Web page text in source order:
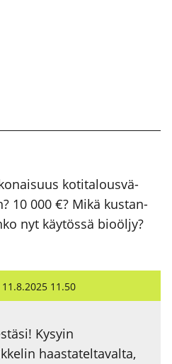
koti­ta­lous­vä­
10 000 €? Mikä kus­tan­
nyt käy­tös­sä bio­öl­jy?
11.8.2025 11.50
Kysyin
haastateltavalta,